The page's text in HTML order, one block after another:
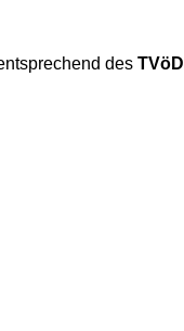
des TVöD